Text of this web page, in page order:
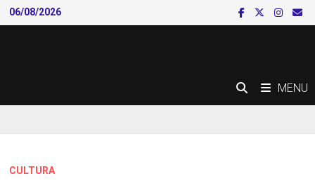
Skip
to
06/08/2026
MENU
CULTURA